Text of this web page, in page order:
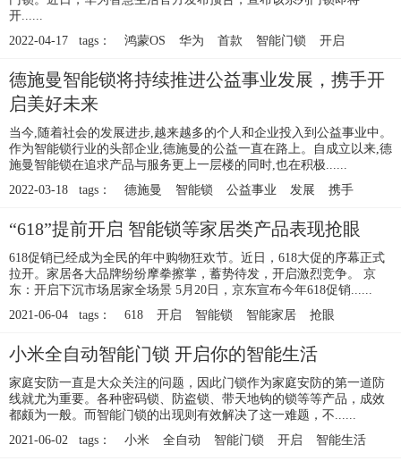
开......
2022-04-17 tags：
鸿蒙OS 华为 首款 智能门锁 开启
德施曼智能锁将持续推进公益事业发展，携手开
启美好未来
当今,随着社会的发展进步,越来越多的个人和企业投入到公益事业中。
作为智能锁行业的头部企业,德施曼的公益一直在路上。自成立以来,德
施曼智能锁在追求产品与服务更上一层楼的同时,也在积极......
2022-03-18 tags：
德施曼 智能锁 公益事业 发展 携手
“618”提前开启 智能锁等家居类产品表现抢眼
618促销已经成为全民的年中购物狂欢节。近日，618大促的序幕正式
拉开。家居各大品牌纷纷摩拳擦掌，蓄势待发，开启激烈竞争。 京
东：开启下沉市场居家全场景 5月20日，京东宣布今年618促销......
2021-06-04 tags：
618 开启 智能锁 智能家居 抢眼
小米全自动智能门锁 开启你的智能生活
家庭安防一直是大众关注的问题，因此门锁作为家庭安防的第一道防
线就尤为重要。各种密码锁、防盗锁、带天地钩的锁等等产品，成效
都颇为一般。而智能门锁的出现则有效解决了这一难题，不......
2021-06-02 tags：
小米 全自动 智能门锁 开启 智能生活